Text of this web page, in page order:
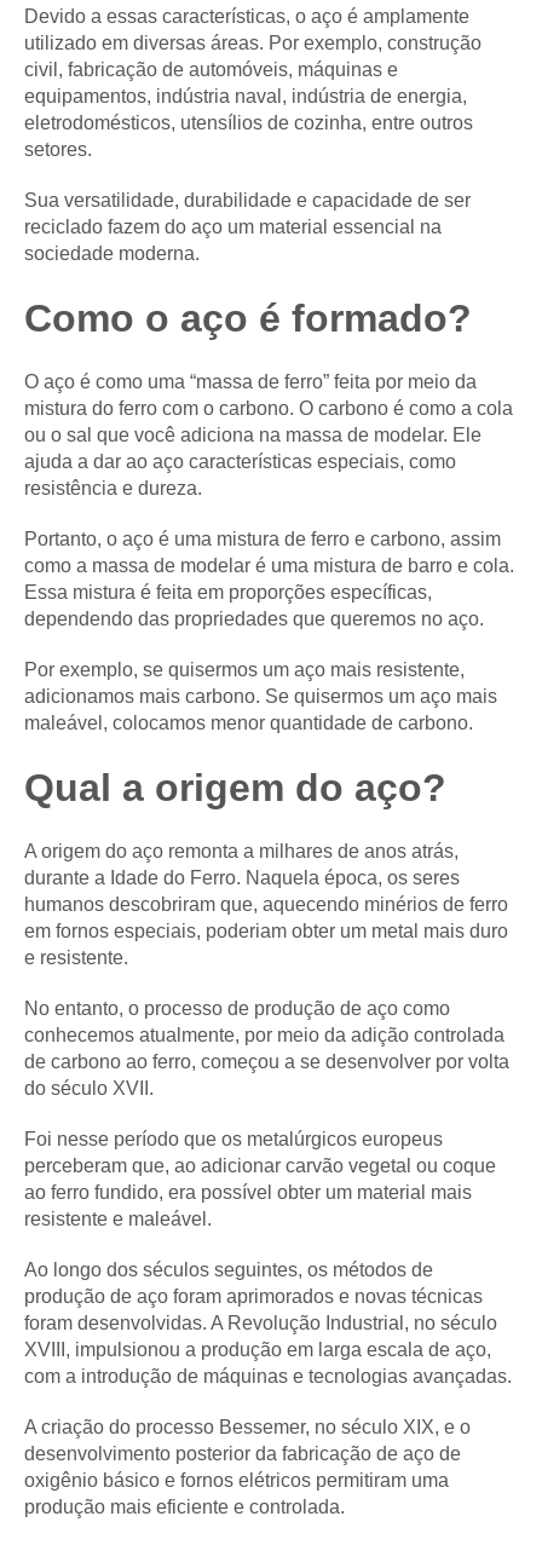
Devido a essas características, o aço é amplamente
utilizado em diversas áreas. Por exemplo, construção
civil, fabricação de automóveis, máquinas e
equipamentos, indústria naval, indústria de energia,
eletrodomésticos, utensílios de cozinha, entre outros
setores.
Sua versatilidade, durabilidade e capacidade de ser
reciclado fazem do aço um material essencial na
sociedade moderna.
Como o aço é formado?
O aço é como uma “massa de ferro” feita por meio da
mistura do ferro com o carbono. O carbono é como a cola
ou o sal que você adiciona na massa de modelar. Ele
ajuda a dar ao aço características especiais, como
resistência e dureza.
Portanto, o aço é uma mistura de ferro e carbono, assim
como a massa de modelar é uma mistura de barro e cola.
Essa mistura é feita em proporções específicas,
dependendo das propriedades que queremos no aço.
Por exemplo, se quisermos um aço mais resistente,
adicionamos mais carbono. Se quisermos um aço mais
maleável, colocamos menor quantidade de carbono.
Qual a origem do aço?
A origem do aço remonta a milhares de anos atrás,
durante a Idade do Ferro. Naquela época, os seres
humanos descobriram que, aquecendo minérios de ferro
em fornos especiais, poderiam obter um metal mais duro
e resistente.
No entanto, o processo de produção de aço como
conhecemos atualmente, por meio da adição controlada
de carbono ao ferro, começou a se desenvolver por volta
do século XVII.
Foi nesse período que os metalúrgicos europeus
perceberam que, ao adicionar carvão vegetal ou coque
ao ferro fundido, era possível obter um material mais
resistente e maleável.
Ao longo dos séculos seguintes, os métodos de
produção de aço foram aprimorados e novas técnicas
foram desenvolvidas. A Revolução Industrial, no século
XVIII, impulsionou a produção em larga escala de aço,
com a introdução de máquinas e tecnologias avançadas.
A criação do processo Bessemer, no século XIX, e o
desenvolvimento posterior da fabricação de aço de
oxigênio básico e fornos elétricos permitiram uma
produção mais eficiente e controlada.